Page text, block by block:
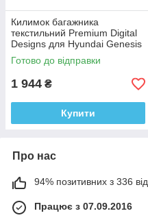
Килимок багажника
текстильний Premium Digital
Designs для Hyundai Genesis
DH 2013-2016 Тканина
Готово до відправки
1 944 ₴
Купити
Про нас
94% позитивних з 336
Працює з 07.09.2016